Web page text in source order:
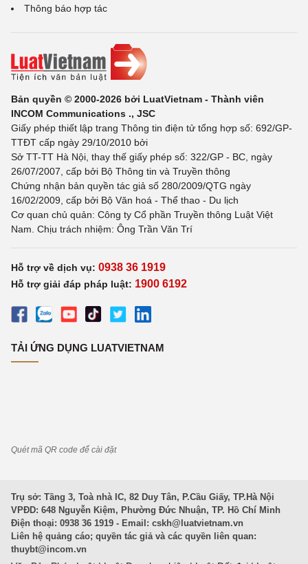
Thông báo hợp tác
Bản quyền © 2000-2026 bởi LuatVietnam - Thành viên
INCOM Communications ., JSC
Giấy phép thiết lập trang Thông tin điện tử tổng hợp số: 692/GP-
TTĐT cấp ngày 29/10/2010 bởi
Sở TT-TT Hà Nội, thay thế giấy phép số: 322/GP - BC, ngày
26/07/2007, cấp bởi Bộ Thông tin và Truyền thông
Chứng nhận bản quyền tác giả số 280/2009/QTG ngày
16/02/2009, cấp bởi Bộ Văn hoá - Thể thao - Du lịch
Cơ quan chủ quản: Công ty Cổ phần Truyền thông Luật Việt
Nam. Chịu trách nhiệm: Ông Trần Văn Trí
Hỗ trợ về dịch vụ: 0938 36 1919
Hỗ trợ giải đáp pháp luật: 1900 6192
TẢI ỨNG DỤNG LUATVIETNAM
Quét mã QR code để cài đặt
Trụ sở: Tầng 3, Toà nhà IC, 82 Duy Tân, P.Cầu Giấy, TP.Hà Nội
VPĐD: 648 Nguyễn Kiệm, Phường Đức Nhuận, TP. Hồ Chí Minh
Điện thoại: 0938 36 1919 - Email: cskh@luatvietnam.vn
Liên hệ quảng cáo; quyền tác giả và các quyền liên quan:
thuybt@incom.vn